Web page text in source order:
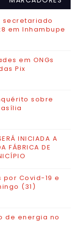
secretariado
em Inhambupe
em ONGs
Pix
sobre
INICIADA A
FÁBRICA DE
por Covid-19 e
(31)
de energia no